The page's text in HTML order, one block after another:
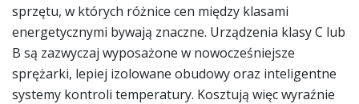
sprzętu, w których różnice cen między klasami
energetycznymi bywają znaczne. Urządzenia klasy C lub
B są zazwyczaj wyposażone w nowocześniejsze
sprężarki, lepiej izolowane obudowy oraz inteligentne
systemy kontroli temperatury. Kosztują więc wyraźnie